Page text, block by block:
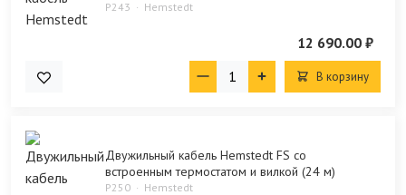
P243 Hemstedt
12 690.00 ₽
В корзину
Двужильный кабель Hemstedt FS со
встроенным термостатом и вилкой (24 м)
P250 Hemstedt